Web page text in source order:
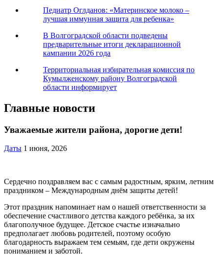
Педиатр Оглданов: «Материнское молоко –
лучшая иммунная защита для ребенка»
В Волгоградской области подведены
предварительные итоги декларационной
кампании 2026 года
Территориальная избирательная комиссия по
Кумылженскому району Волгоградской
области информирует
Главные новости
Уважаемые жители района, дорогие дети!
Даты 1 июня, 2026
Сердечно поздравляем вас с самым радостным, ярким, летним
праздником – Международным днём защиты детей!
Этот праздник напоминает нам о нашей ответственности за
обеспечение счастливого детства каждого ребёнка, за их
благополучное будущее. Детское счастье изначально
предполагает любовь родителей, поэтому особую
благодарность выражаем тем семьям, где дети окружены
пониманием и заботой.